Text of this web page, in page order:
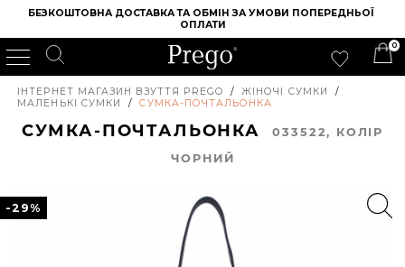
БЕЗКОШТОВНА ДОСТАВКА ТА ОБМІН ЗА УМОВИ ПОПЕРЕДНЬОЇ
ОПЛАТИ
0
ІНТЕРНЕТ МАГАЗИН ВЗУТТЯ PREGO / ЖІНОЧІ СУМКИ
/
МАЛЕНЬКІ СУМКИ
/ СУМКА-ПОЧТАЛЬОНКА
СУМКА-ПОЧТАЛЬОНКА033522, КОЛIР
ЧОРНИЙ
-29%